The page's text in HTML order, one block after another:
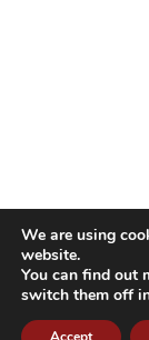
2008 -
We are using
website.
You can find out
switch them off